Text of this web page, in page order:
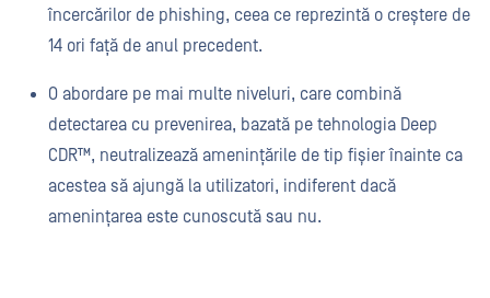
încercărilor de phishing, ceea ce reprezintă o creștere de
14 ori față de anul precedent.
O abordare pe mai multe niveluri, care combină
detectarea cu prevenirea, bazată pe tehnologia Deep
CDR™, neutralizează amenințările de tip fișier înainte ca
acestea să ajungă la utilizatori, indiferent dacă
amenințarea este cunoscută sau nu.